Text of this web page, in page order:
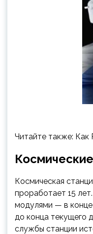
Читайте также: Как
Космическая
проработает 15
модулями — в конце
до конца текущего
службы станции